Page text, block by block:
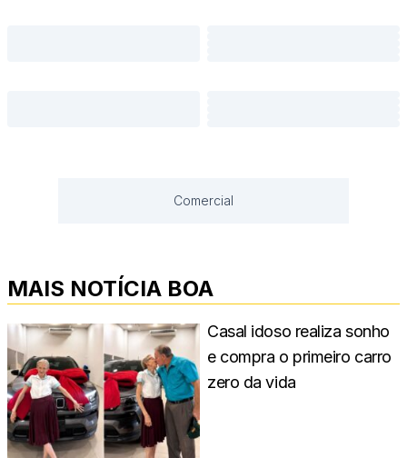
Comercial
MAIS NOTÍCIA BOA
Casal idoso realiza sonho
e compra o primeiro carro
zero da vida